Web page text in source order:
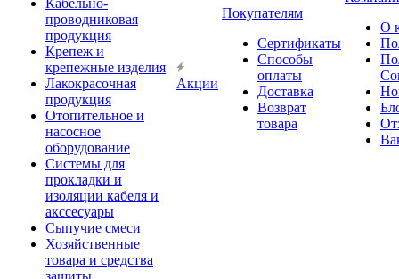
Кабельно-
проводниковая
продукция
Крепеж и
крепежные изделия
Лакокрасочная
продукция
Отопительное и
насосное
оборудование
Системы для
прокладки и
изоляции кабеля и
акссесуары
Сыпучие смеси
Хозяйственные
товара и средства
защиты
Акции
Покупателям
Сертификаты
Способы
оплаты
Доставка
Возврат
товара
О